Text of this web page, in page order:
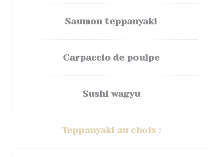
Saumon teppanyaki
Carpaccio de poulpe
Sushi wagyu
Teppanyaki au choix :